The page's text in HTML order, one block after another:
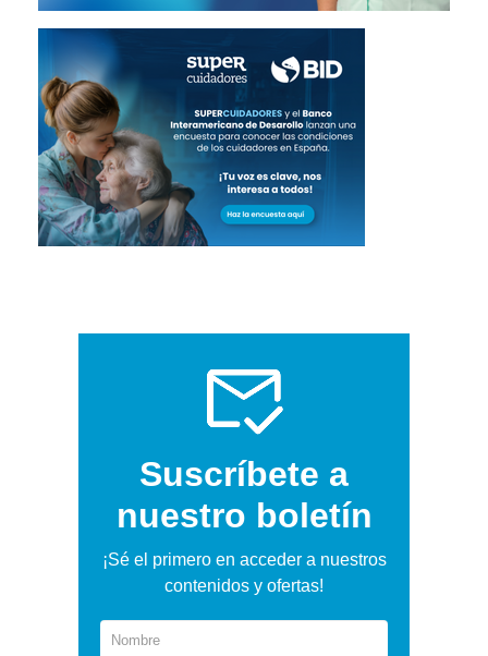
Suscríbete a
nuestro boletín
¡Sé el primero en acceder a nuestros
contenidos y ofertas!